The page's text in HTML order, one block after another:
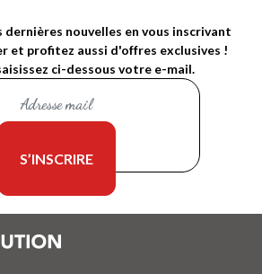
dernières nouvelles en vous inscrivant
et profitez aussi d'offres exclusives !
ci-dessous votre e-mail.